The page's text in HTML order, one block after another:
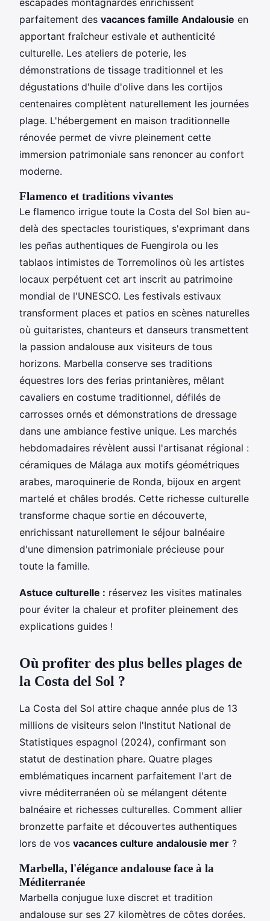
parfaitement des vacances famille Andalousie en
apportant fraîcheur estivale et authenticité
culturelle. Les ateliers de poterie, les
démonstrations de tissage traditionnel et les
dégustations d'huile d'olive dans les cortijos
centenaires complètent naturellement les journées
plage. L'hébergement en maison traditionnelle
rénovée permet de vivre pleinement cette
immersion patrimoniale sans renoncer au confort
moderne.
Flamenco et traditions vivantes
Le flamenco irrigue toute la Costa del Sol bien au-
delà des spectacles touristiques, s'exprimant dans
les peñas authentiques de Fuengirola ou les
tablaos intimistes de Torremolinos où les artistes
locaux perpétuent cet art inscrit au patrimoine
mondial de l'UNESCO. Les festivals estivaux
transforment places et patios en scènes naturelles
où guitaristes, chanteurs et danseurs transmettent
la passion andalouse aux visiteurs de tous
horizons. Marbella conserve ses traditions
équestres lors des ferias printanières, mêlant
cavaliers en costume traditionnel, défilés de
carrosses ornés et démonstrations de dressage
dans une ambiance festive unique. Les marchés
hebdomadaires révèlent aussi l'artisanat régional :
céramiques de Málaga aux motifs géométriques
arabes, maroquinerie de Ronda, bijoux en argent
martelé et châles brodés. Cette richesse culturelle
transforme chaque sortie en découverte,
enrichissant naturellement le séjour balnéaire
d'une dimension patrimoniale précieuse pour
toute la famille.
Astuce culturelle : réservez les visites matinales
pour éviter la chaleur et profiter pleinement des
explications guides !
Où profiter des plus belles plages de
la Costa del Sol ?
La Costa del Sol attire chaque année plus de 13
millions de visiteurs selon l'Institut National de
Statistiques espagnol (2024), confirmant son
statut de destination phare. Quatre plages
emblématiques incarnent parfaitement l'art de
vivre méditerranéen où se mélangent détente
balnéaire et richesses culturelles. Comment allier
bronzette parfaite et découvertes authentiques
lors de vos vacances culture andalousie mer ?
Marbella, l'élégance andalouse face à la
Méditerranée
Marbella conjugue luxe discret et tradition
andalouse sur ses 27 kilomètres de côtes dorées.